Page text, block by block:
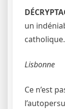
un
catholique.
Lisbonne
Ce n’est